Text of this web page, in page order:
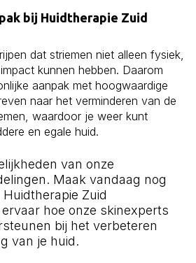
bij Huidtherapie Zuid
dat striemen niet alleen fysiek,
kunnen hebben. Daarom
aanpak met hoogwaardige
naar het verminderen van de
waardoor je weer kunt
en egale huid.
van onze
Maak vandaag nog
Zuid
hoe onze skinexperts
bij het verbeteren
van je huid.